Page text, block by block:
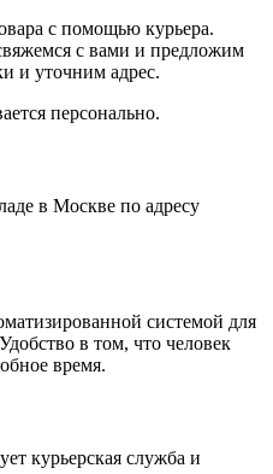
с помощью курьера.
с вами и предложим
и уточним адрес.
персонально.
в Москве по адресу
системой для
в том, что человек
время.
курьерская служба и